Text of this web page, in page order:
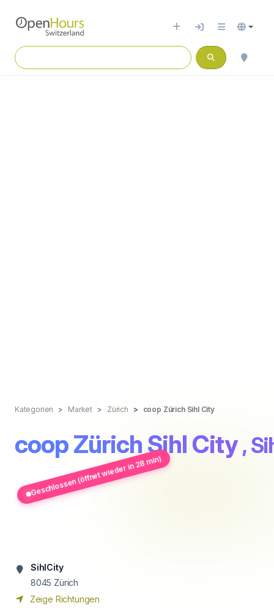
Kategorien Market Zürich coop Zürich Sihl City
coop Zürich Sihl City ,
Geschlossen (öffnet wieder in 28 min)
SihlCity
8045 Zürich
Zeige Richtungen